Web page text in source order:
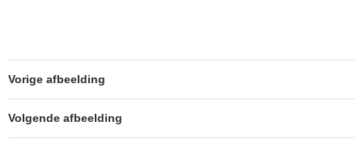
Vorige afbeelding
Volgende afbeelding